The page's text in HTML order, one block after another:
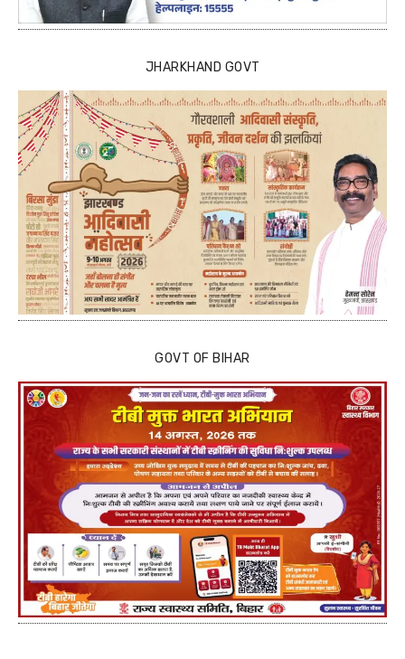
JHARKHAND GOVT
GOVT OF BIHAR